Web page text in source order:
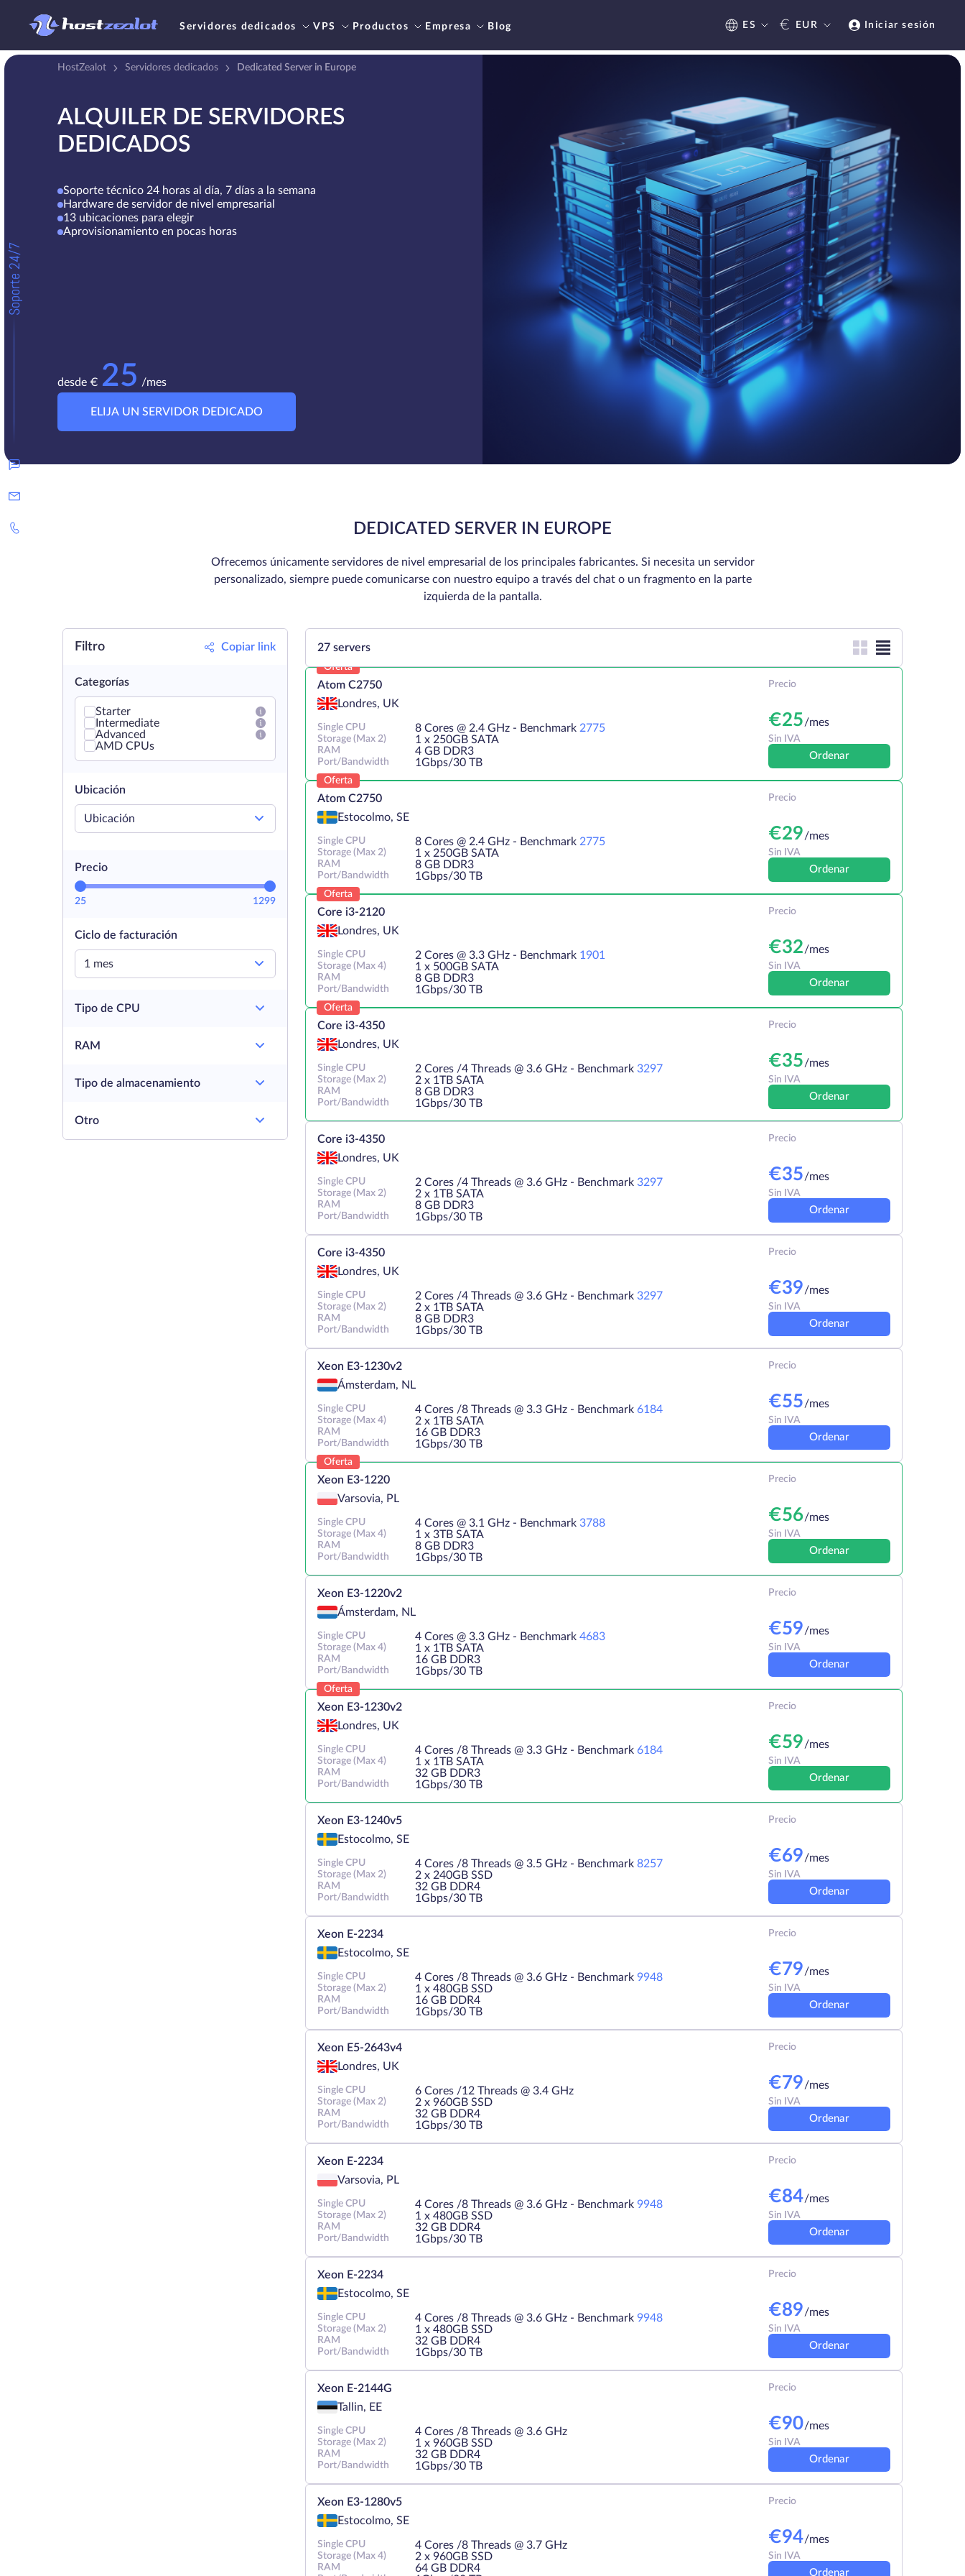
Servidores dedicados VPS Productos Empresa Blog ES € EUR Iniciar sesión
Soporte 24/7
HostZealot Servidores dedicados Dedicated Server in Europe
ALQUILER DE SERVIDORES
DEDICADOS
Soporte técnico 24 horas al día, 7 días a la semana
Hardware de servidor de nivel empresarial
13 ubicaciones para elegir
Aprovisionamiento en pocas horas
desde € 25 /mes
ELIJA UN SERVIDOR DEDICADO
DEDICATED SERVER IN EUROPE
Ofrecemos únicamente servidores de nivel empresarial de los principales fabricantes. Si necesita un servidor
personalizado, siempre puede comunicarse con nuestro equipo a través del chat o un fragmento en la parte
izquierda de la pantalla.
Filtro Copiar link
Categorías
Starter
Intermediate
Advanced
AMD CPUs
Ubicación
Ubicación
Precio
25 1299
Ciclo de facturación
1 mes
Tipo de CPU
RAM
Tipo de almacenamiento
Otro
27 servers
Oferta
Atom C2750
Londres, UK
Single CPU 8 Cores @ 2.4 GHz - Benchmark 2775
Storage (Max 2) 1 х 250GB SATA
RAM 4 GB DDR3
Port/Bandwidth 1Gbps/30 TB
Precio
€25/mes
Sin IVA
Ordenar
Oferta
Atom C2750
Estocolmo, SE
Single CPU 8 Cores @ 2.4 GHz - Benchmark 2775
Storage (Max 2) 1 х 250GB SATA
RAM 8 GB DDR3
Port/Bandwidth 1Gbps/30 TB
Precio
€29/mes
Sin IVA
Ordenar
Oferta
Core i3-2120
Londres, UK
Single CPU 2 Cores @ 3.3 GHz - Benchmark 1901
Storage (Max 4) 1 х 500GB SATA
RAM 8 GB DDR3
Port/Bandwidth 1Gbps/30 TB
Precio
€32/mes
Sin IVA
Ordenar
Oferta
Core i3-4350
Londres, UK
Single CPU 2 Cores /4 Threads @ 3.6 GHz - Benchmark 3297
Storage (Max 2) 2 х 1TB SATA
RAM 8 GB DDR3
Port/Bandwidth 1Gbps/30 TB
Precio
€35/mes
Sin IVA
Ordenar
Core i3-4350
Londres, UK
Single CPU 2 Cores /4 Threads @ 3.6 GHz - Benchmark 3297
Storage (Max 2) 2 х 1TB SATA
RAM 8 GB DDR3
Port/Bandwidth 1Gbps/30 TB
Precio
€35/mes
Sin IVA
Ordenar
Core i3-4350
Londres, UK
Single CPU 2 Cores /4 Threads @ 3.6 GHz - Benchmark 3297
Storage (Max 2) 2 х 1TB SATA
RAM 8 GB DDR3
Port/Bandwidth 1Gbps/30 TB
Precio
€39/mes
Sin IVA
Ordenar
Xeon E3-1230v2
Ámsterdam, NL
Single CPU 4 Cores /8 Threads @ 3.3 GHz - Benchmark 6184
Storage (Max 4) 2 х 1TB SATA
RAM 16 GB DDR3
Port/Bandwidth 1Gbps/30 TB
Precio
€55/mes
Sin IVA
Ordenar
Oferta
Xeon E3-1220
Varsovia, PL
Single CPU 4 Cores @ 3.1 GHz - Benchmark 3788
Storage (Max 4) 1 х 3TB SATA
RAM 8 GB DDR3
Port/Bandwidth 1Gbps/30 TB
Precio
€56/mes
Sin IVA
Ordenar
Xeon E3-1220v2
Ámsterdam, NL
Single CPU 4 Cores @ 3.3 GHz - Benchmark 4683
Storage (Max 4) 1 х 1TB SATA
RAM 16 GB DDR3
Port/Bandwidth 1Gbps/30 TB
Precio
€59/mes
Sin IVA
Ordenar
Oferta
Xeon E3-1230v2
Londres, UK
Single CPU 4 Cores /8 Threads @ 3.3 GHz - Benchmark 6184
Storage (Max 4) 1 х 1TB SATA
RAM 32 GB DDR3
Port/Bandwidth 1Gbps/30 TB
Precio
€59/mes
Sin IVA
Ordenar
Xeon E3-1240v5
Estocolmo, SE
Single CPU 4 Cores /8 Threads @ 3.5 GHz - Benchmark 8257
Storage (Max 2) 2 х 240GB SSD
RAM 32 GB DDR4
Port/Bandwidth 1Gbps/30 TB
Precio
€69/mes
Sin IVA
Ordenar
Xeon E-2234
Estocolmo, SE
Single CPU 4 Cores /8 Threads @ 3.6 GHz - Benchmark 9948
Storage (Max 2) 1 х 480GB SSD
RAM 16 GB DDR4
Port/Bandwidth 1Gbps/30 TB
Precio
€79/mes
Sin IVA
Ordenar
Xeon E5-2643v4
Londres, UK
Single CPU 6 Cores /12 Threads @ 3.4 GHz
Storage (Max 2) 2 х 960GB SSD
RAM 32 GB DDR4
Port/Bandwidth 1Gbps/30 TB
Precio
€79/mes
Sin IVA
Ordenar
Xeon E-2234
Varsovia, PL
Single CPU 4 Cores /8 Threads @ 3.6 GHz - Benchmark 9948
Storage (Max 2) 1 х 480GB SSD
RAM 32 GB DDR4
Port/Bandwidth 1Gbps/30 TB
Precio
€84/mes
Sin IVA
Ordenar
Xeon E-2234
Estocolmo, SE
Single CPU 4 Cores /8 Threads @ 3.6 GHz - Benchmark 9948
Storage (Max 2) 1 х 480GB SSD
RAM 32 GB DDR4
Port/Bandwidth 1Gbps/30 TB
Precio
€89/mes
Sin IVA
Ordenar
Xeon E-2144G
Tallin, EE
Single CPU 4 Cores /8 Threads @ 3.6 GHz
Storage (Max 2) 1 х 960GB SSD
RAM 32 GB DDR4
Port/Bandwidth 1Gbps/30 TB
Precio
€90/mes
Sin IVA
Ordenar
Xeon E3-1280v5
Estocolmo, SE
Single CPU 4 Cores /8 Threads @ 3.7 GHz
Storage (Max 4) 2 х 960GB SSD
RAM 64 GB DDR4
Precio
€94/mes
Sin IVA
Ordenar